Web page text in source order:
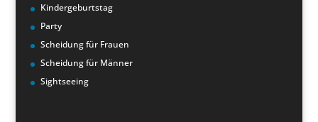
Kindergeburtstag
Party
Scheidung für Frauen
Scheidung für Männer
Sightseeing